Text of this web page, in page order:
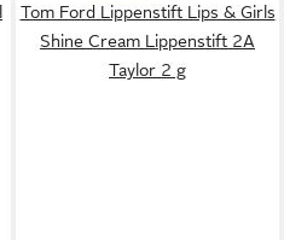
Tom Ford Lippenstift Lips & Girls
Shine Cream Lippenstift 2A
Taylor 2 g